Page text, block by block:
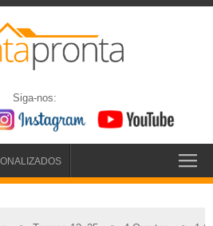
Siga-nos: